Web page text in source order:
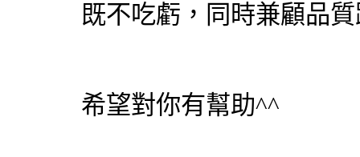
既不吃虧，同時兼顧品
希望對你有幫助^^